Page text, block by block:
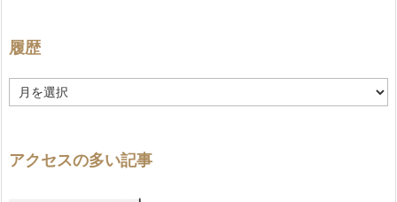
履歴
歴
アクセスの多い記事